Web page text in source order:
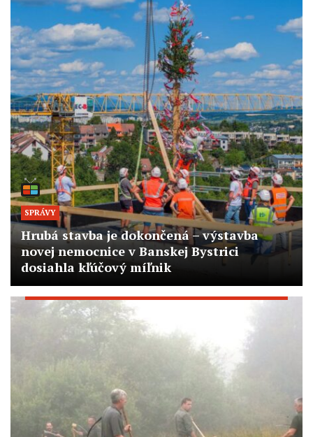
SPRÁVY
Hrubá stavba je dokončená – výstavba
novej nemocnice v Banskej Bystrici
dosiahla kľúčový míľnik